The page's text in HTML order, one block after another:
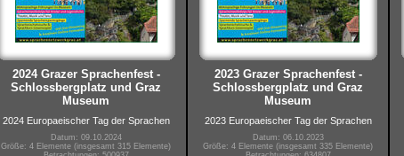
2024 Grazer Sprachenfest -
Schlossbergplatz und Graz
Museum
2024 Europaeischer Tag der Sprachen
Datum: 09.10.2024
Größe: 4 Elemente (insgesamt 315 Elemente)
2023 Grazer Sprachenfest -
Schlossbergplatz und Graz
Museum
2023 Europaeischer Tag der Sprachen
Datum: 06.10.2023
Größe: 4 Elemente (insgesamt 335 Elemente)